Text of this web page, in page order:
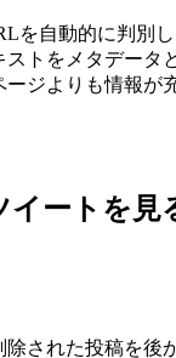
を自動的に判別
ストをメタデータ
ジよりも情報が
イートを見
された投稿を後